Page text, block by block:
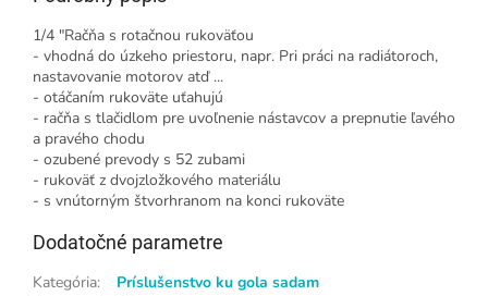
1/4 "Račňa s rotačnou rukoväťou
- vhodná do úzkeho priestoru, napr. Pri práci na radiátoroch,
nastavovanie motorov atď ...
- otáčaním rukoväte uťahujú
- račňa s tlačidlom pre uvoľnenie nástavcov a prepnutie ľavého
a pravého chodu
- ozubené prevody s 52 zubami
- rukoväť z dvojzložkového materiálu
- s vnútorným štvorhranom na konci rukoväte
Dodatočné parametre
Kategória:
Príslušenstvo ku gola sadam